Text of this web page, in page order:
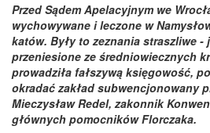
Przed Sądem Apelacyjnym we
wychowywane i leczone w
katów. Były to zeznania straszliwe -
przeniesione ze średniowiecznych
prowadziła fałszywą księgowość,
okradać zakład subwencjonowany
Mieczysław Redel, zakonnik
głównych pomocników Florczaka.